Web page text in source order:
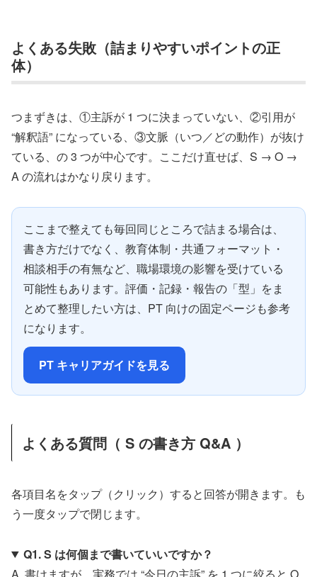
よくある失敗（詰まりやすいポイントの正
体）
つまずきは、①主訴が 1 つに決まっていない、②引用が
“解釈語” になっている、③文脈（いつ／どの動作）が抜け
ている、の 3 つが中心です。ここだけ直せば、S → O →
A の流れはかなり戻ります。
ここまで整えても毎回同じところで詰まる場合は、
書き方だけでなく、教育体制・共通フォーマット・
相談相手の有無など、職場環境の影響を受けている
可能性もあります。評価・記録・報告の「型」をま
とめて整理したい方は、PT 向けの固定ページも参考
になります。
PT キャリアガイドを見る
よくある質問（ S の書き方 Q&A ）
各項目名をタップ（クリック）すると回答が開きます。も
う一度タップで閉じます。
Q1. S は何個まで書いていいですか？